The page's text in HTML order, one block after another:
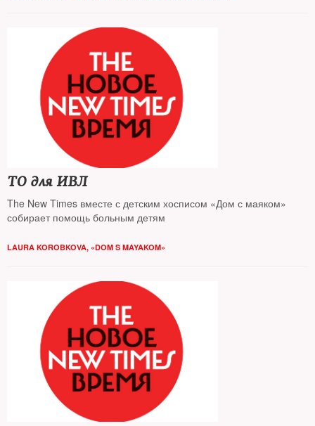
ТО для ИВЛ
The New Times вместе с детским хосписом «Дом с маяком»
собирает помощь больным детям
LAURA KOROBKOVA, «DOM S MAYAKOM»